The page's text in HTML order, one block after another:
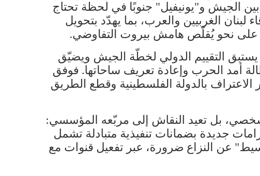
الجيش و"يونيفيل" جنوبًا في لحظة تحتاج
أصدقاء لبنان الغربيين والعرب، بما يهدّد بتحويل
على نحو يُقلّص هامش بيروت التفاوضي.
التقييم الدولي لخطّة الجيش ويضيّق
أمد الحرب وإعادة تعريف ساحاتها. فوفق
بالدولة الفلسطينية وقطع الطريق
شخصي، بل تعيد النقاش إلى مربّعه المؤسسي:
جديدة بضمانات تنفيذية متبادلة تشمل
عن النزاع ضرورة، عبر تفعيل قنوات مع